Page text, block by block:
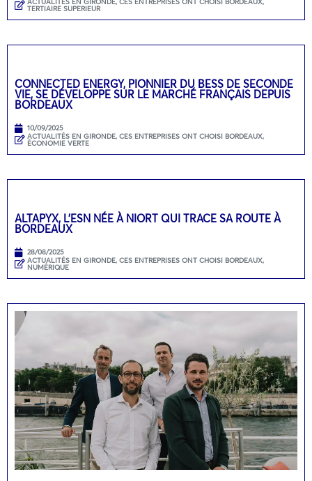
TERTIAIRE SUPERIEUR
CONNECTED ENERGY, PIONNIER DU BESS DE SECONDE
VIE, SE DÉVELOPPE SUR LE MARCHÉ FRANÇAIS DEPUIS
BORDEAUX
10/09/2025
ACTUALITÉS EN GIRONDE, CES ENTREPRISES ONT CHOISI BORDEAUX,
ÉCONOMIE VERTE
ALTAPYX, L’ESN NÉE À NIORT QUI TRACE SA ROUTE À
BORDEAUX
28/08/2025
ACTUALITÉS EN GIRONDE, CES ENTREPRISES ONT CHOISI BORDEAUX,
NUMÉRIQUE